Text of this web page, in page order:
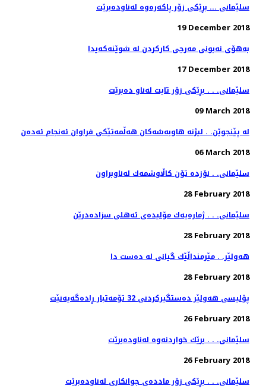
سلێمانی ... بڕێكی زۆر پاكه‌ره‌وه‌ له‌ناوده‌برێت
19 December 2018
به‌هۆی نه‌بونی مه‌رجی كاركردن له‌ شوێنه‌كه‌یدا
17 December 2018
سلێمانی. . . بڕێكی زۆر تایت له‌ناو ده‌برێت
09 March 2018
له‌ پێنجوێن. . لیژنه‌ هاوبه‌شه‌كان هه‌ڵمه‌تێكی فراوان ئه‌نجام ئه‌ده‌ن
06 March 2018
سلێمانی. . نۆزده‌ تۆن كاڵاوشمه‌ك له‌ناوبراون
28 February 2018
سلێمانی. . . ژماره‌یه‌ك مۆلیده‌ی ئه‌هلی سزاده‌درێن
28 February 2018
هەولێر. . مێرمنداڵێك گیانی لە دەست دا
28 February 2018
پۆلیسی هەولێر دەستگیركردنی 32 تۆمەتبار ڕادەگەیەنێت
26 February 2018
سلێمانی. . . برێك خواردنه‌وه‌ له‌ناوده‌برێت
26 February 2018
سلێمانی. . . بڕێكی زۆر مادده‌ی جوانكاری له‌ناوده‌برێت